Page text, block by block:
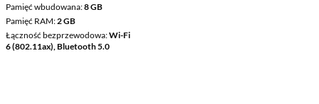
Pamięć wbudowana 8 GB
Pamięć RAM 2 GB
Łączność bezprzewodowa Wi-Fi
6 (802.11ax), Bluetooth 5.0